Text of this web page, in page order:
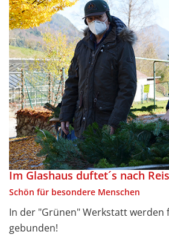
Im Glashaus duftet´s nach
Schön für besondere Menschen
In der "Grünen" Werkstatt werden
gebunden!